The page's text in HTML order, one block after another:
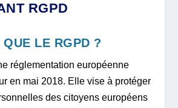
RGPD
QUE LE RGPD ?
réglementation européenne
en mai 2018. Elle vise à protéger
des citoyens européens